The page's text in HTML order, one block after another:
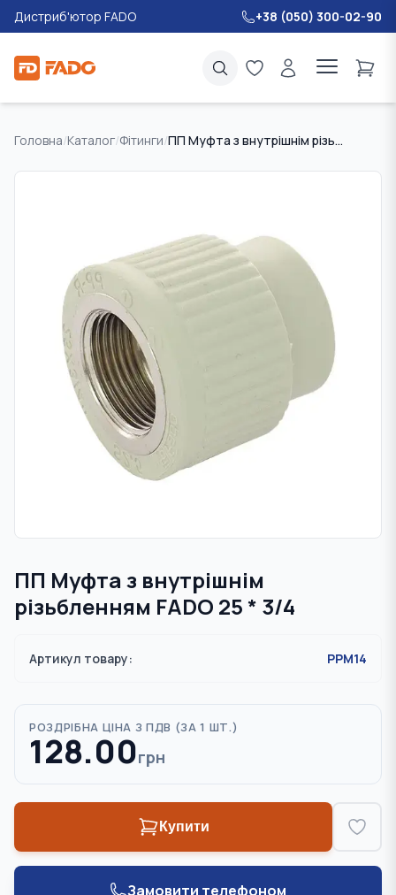
Дистриб'ютор FADO +38 (050) 300-02-90
Головна/Каталог/Фітинги/ ПП Муфта з внутрішнім різьбленням FADO 25 * 3/4
ПП Муфта з внутрішнім
різьбленням FADO 25 * 3/4
Артикул товару: PPM14
РОЗДРІБНА ЦІНА З ПДВ (ЗА 1 ШТ.)
128.00грн
Купити
Замовити телефоном